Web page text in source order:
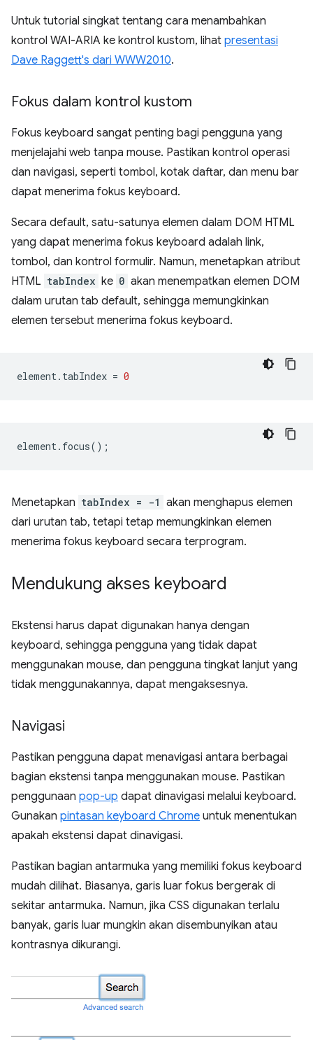
Untuk tutorial singkat tentang cara menambahkan
kontrol WAI-ARIA ke kontrol kustom, lihat presentasi
Dave Raggett's dari WWW2010.
Fokus dalam kontrol kustom
Fokus keyboard sangat penting bagi pengguna yang
menjelajahi web tanpa mouse. Pastikan kontrol operasi
dan navigasi, seperti tombol, kotak daftar, dan menu bar
dapat menerima fokus keyboard.
Secara default, satu-satunya elemen dalam DOM HTML
yang dapat menerima fokus keyboard adalah link,
tombol, dan kontrol formulir. Namun, menetapkan atribut
HTML tabIndex ke 0 akan menempatkan elemen DOM
dalam urutan tab default, sehingga memungkinkan
elemen tersebut menerima fokus keyboard.
element . tabIndex = 0
element . focus();
Menetapkan tabIndex = -1 akan menghapus elemen
dari urutan tab, tetapi tetap memungkinkan elemen
menerima fokus keyboard secara terprogram.
Mendukung akses keyboard
Ekstensi harus dapat digunakan hanya dengan
keyboard, sehingga pengguna yang tidak dapat
menggunakan mouse, dan pengguna tingkat lanjut yang
tidak menggunakannya, dapat mengaksesnya.
Navigasi
Pastikan pengguna dapat menavigasi antara berbagai
bagian ekstensi tanpa menggunakan mouse. Pastikan
penggunaan pop-up dapat dinavigasi melalui keyboard.
Gunakan pintasan keyboard Chrome untuk menentukan
apakah ekstensi dapat dinavigasi.
Pastikan bagian antarmuka yang memiliki fokus keyboard
mudah dilihat. Biasanya, garis luar fokus bergerak di
sekitar antarmuka. Namun, jika CSS digunakan terlalu
banyak, garis luar mungkin akan disembunyikan atau
kontrasnya dikurangi.